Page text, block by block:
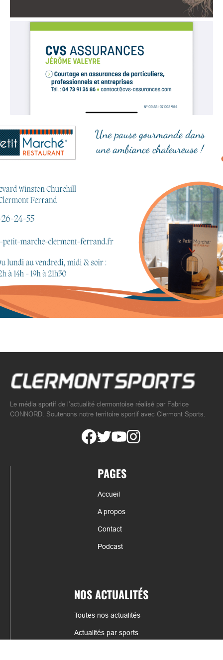
Le média sportif de l’actualité clermontoise réalisé par Fabrice
CONNORD. Soutenons notre territoire sportif avec Clermont Sports.
PAGES
Accueil
A propos
Contact
Podcast
NOS ACTUALITÉS
Toutes nos actualités
Actualités par sports